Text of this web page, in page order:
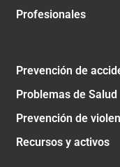
Profesionales
Prevención de
Problemas de Salud
Prevención de
Recursos y activos